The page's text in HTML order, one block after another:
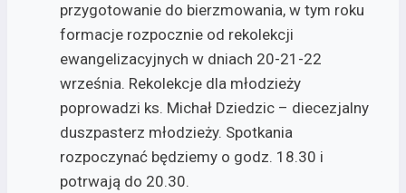
przygotowanie do bierzmowania, w tym roku
formacje rozpocznie od rekolekcji
ewangelizacyjnych w dniach 20-21-22
września. Rekolekcje dla młodzieży
poprowadzi ks. Michał Dziedzic – diecezjalny
duszpasterz młodzieży. Spotkania
rozpoczynać będziemy o godz. 18.30 i
potrwają do 20.30.